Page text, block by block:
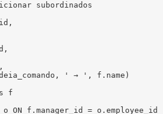
subordinados
' → ', f.name)
f
ON f.manager_id = o.employee_id